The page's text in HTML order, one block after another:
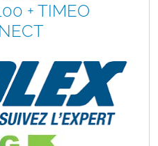
+ TIMEO